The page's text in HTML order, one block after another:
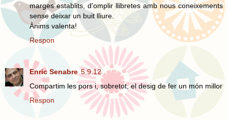
marges establits, d'omplir llibretes amb nous coneixements
sense deixar un buit lliure.
Ànims valenta!
Respon
Enric Senabre 5.9.12
Compartim les pors i, sobretot, el desig de fer un món millor
Respon